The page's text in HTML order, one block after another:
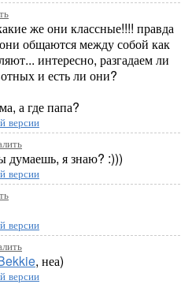
же они классные!!!! правда
общаются между собой как
интересно, разгадаем ли
и есть ли они?
а где папа?
версии
думаешь, я знаю? :)))
версии
версии
, неа)
версии